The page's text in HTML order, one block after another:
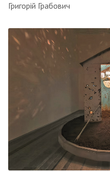
Григорій Грабович